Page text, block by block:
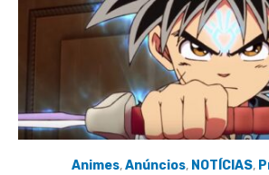
Animes,Anúncios, NOTÍCIAS,